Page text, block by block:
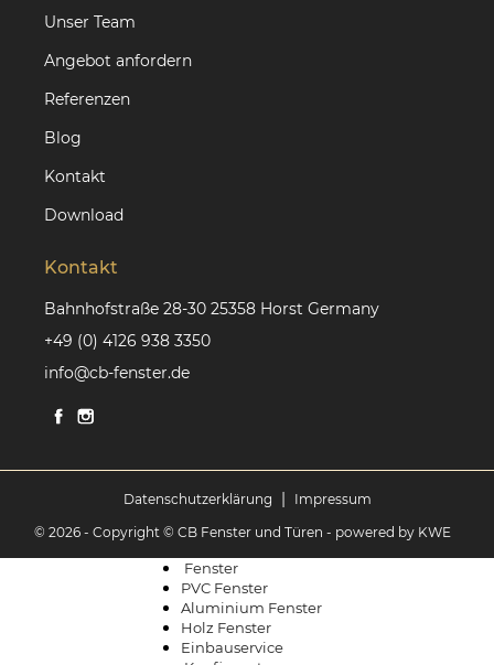
Unser Team
Angebot anfordern
Referenzen
Blog
Kontakt
Download
Kontakt
Bahnhofstraße 28-30 25358 Horst Germany
+49 (0) 4126 938 3350
info@cb-fenster.de
Datenschutzerklärung | Impressum
© 2026 - Copyright © CB Fenster und Türen - powered by KWE
Fenster
PVC Fenster
Aluminium Fenster
Holz Fenster
Einbauservice